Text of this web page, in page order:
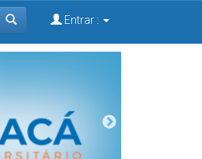
Entrar :